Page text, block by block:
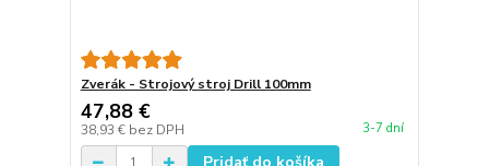
Zverák - Strojový stroj Drill 100mm
47,88 €
38,93 € bez DPH 3-7 dní